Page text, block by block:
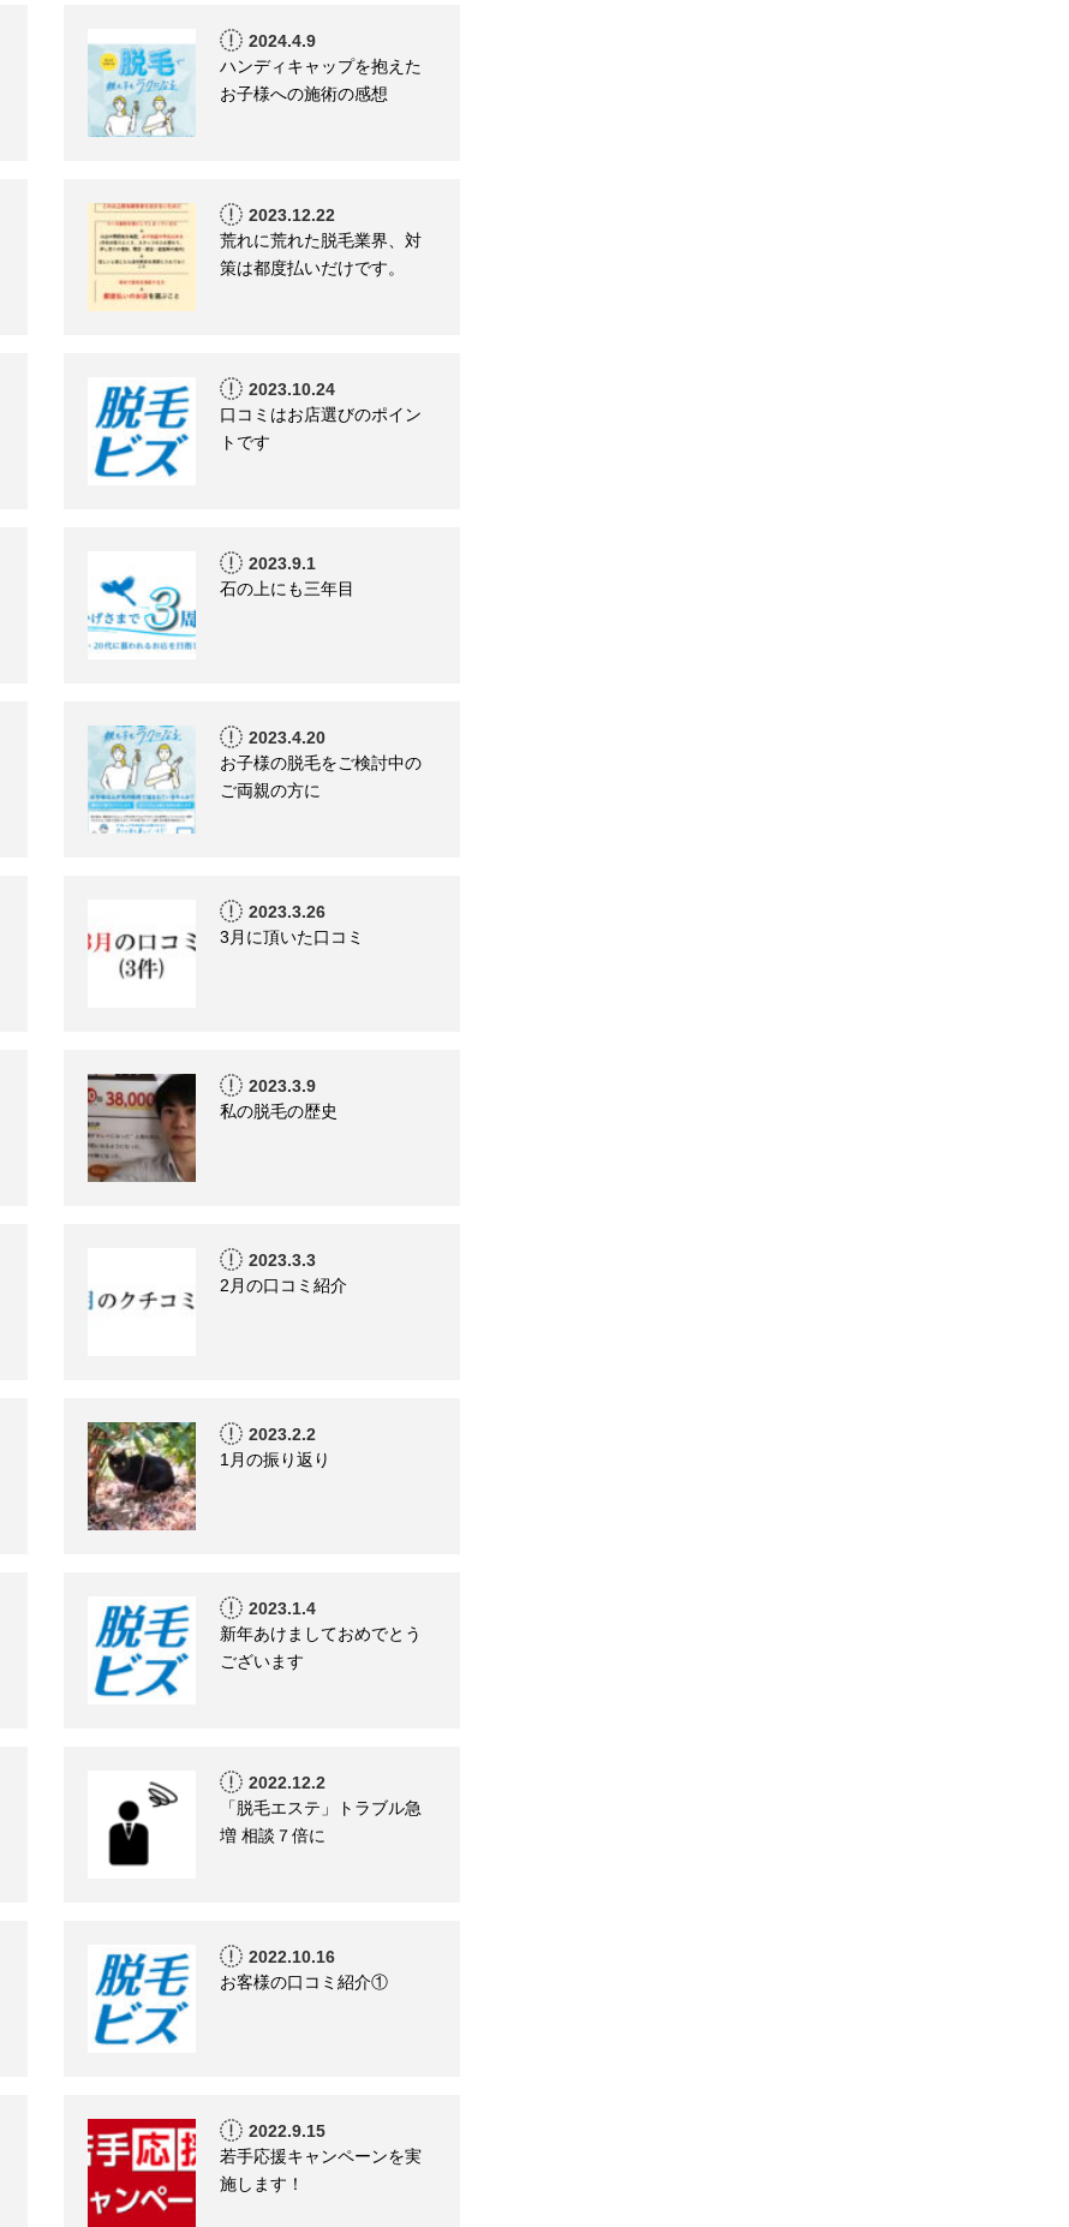
2024.4.9
ハンディキャップを抱えた
お子様への施術の感想
2023.12.22
荒れに荒れた脱毛業界、対
策は都度払いだけです。
2023.10.24
口コミはお店選びのポイン
トです
2023.9.1
石の上にも三年目
2023.4.20
お子様の脱毛をご検討中の
ご両親の方に
2023.3.26
3月に頂いた口コミ
2023.3.9
私の脱毛の歴史
2023.3.3
2月の口コミ紹介
2023.2.2
1月の振り返り
2023.1.4
新年あけましておめでとう
ございます
2022.12.2
「脱毛エステ」トラブル急
増 相談７倍に
2022.10.16
お客様の口コミ紹介①
2022.9.15
若手応援キャンペーンを実
施します！